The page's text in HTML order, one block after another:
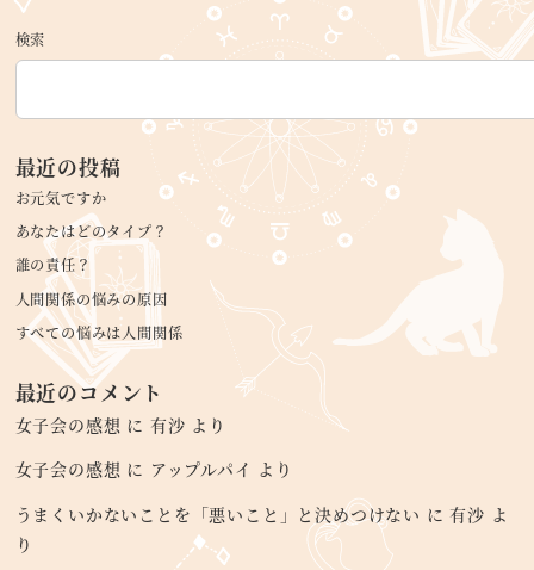
検索
最近の投稿
お元気ですか
あなたはどのタイプ？
誰の責任？
人間関係の悩みの原因
すべての悩みは人間関係
最近のコメント
女子会の感想 に 有沙 より
女子会の感想 に アップルパイ より
うまくいかないことを「悪いこと」と決めつけない に有沙 よ
り